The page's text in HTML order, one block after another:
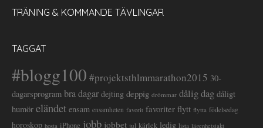
TRÄNING & KOMMANDE TÄVLINGAR
TAGGAT
#blogg100 #projektsthlmmarathon2015 30-
dagarsprogram bra dagar dejting deppig drömmar dålig dag dåligt
humör eländet ensam ensamheten favorit favoriter flytt flytta födelsedag
horoskop hosta iPhone jobb jobbet jul kärlek ledig lista lägenhetsjakt